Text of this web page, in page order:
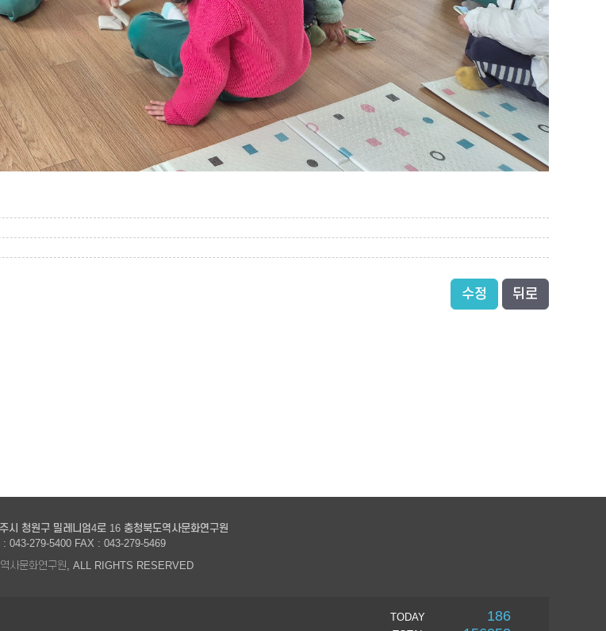
수정 뒤로
시 청원구 밀레니엄4로 16 충청북도역사문화연구원
: 043-279-5400 FAX : 043-279-5469
사문화연구원, ALL RIGHTS RESERVED
TODAY 186